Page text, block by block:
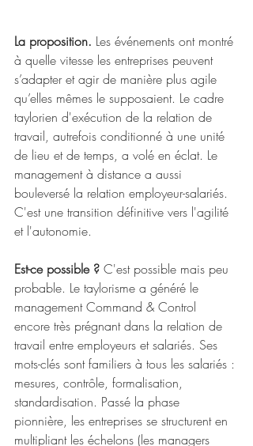
La proposition. Les événements ont montré
à quelle vitesse les entreprises peuvent
s’adapter et agir de manière plus agile
qu’elles mêmes le supposaient. Le cadre
taylorien d'exécution de la relation de
travail, autrefois conditionné à une unité
de lieu et de temps, a volé en éclat. Le
management à distance a aussi
bouleversé la relation employeur-salariés.
C'est une transition définitive vers l'agilité
et l'autonomie.
Est-ce possible ? C'est possible mais peu
probable. Le taylorisme a généré le
management Command & Control
encore très prégnant dans la relation de
travail entre employeurs et salariés. Ses
mots-clés sont familiers à tous les salariés :
mesures, contrôle, formalisation,
standardisation. Passé la phase
pionnière, les entreprises se structurent en
multipliant les échelons (les managers